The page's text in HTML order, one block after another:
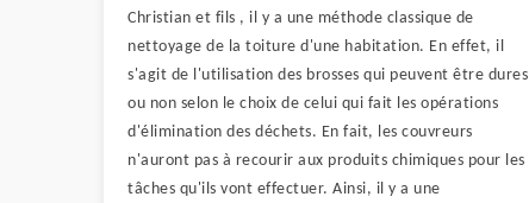
Christian et fils , il y a une méthode classique de
nettoyage de la toiture d'une habitation. En effet, il
s'agit de l'utilisation des brosses qui peuvent être dures
ou non selon le choix de celui qui fait les opérations
d'élimination des déchets. En fait, les couvreurs
n'auront pas à recourir aux produits chimiques pour les
tâches qu'ils vont effectuer. Ainsi, il y a une